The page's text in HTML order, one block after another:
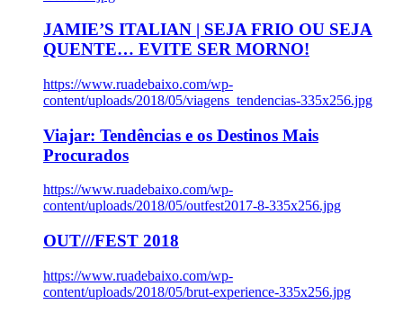
JAMIE’S ITALIAN | SEJA FRIO OU SEJA
QUENTE… EVITE SER MORNO!
https://www.ruadebaixo.com/wp-
content/uploads/2018/05/viagens_tendencias-335x256.jpg
Viajar: Tendências e os Destinos Mais
Procurados
https://www.ruadebaixo.com/wp-
content/uploads/2018/05/outfest2017-8-335x256.jpg
OUT///FEST 2018
https://www.ruadebaixo.com/wp-
content/uploads/2018/05/brut-experience-335x256.jpg